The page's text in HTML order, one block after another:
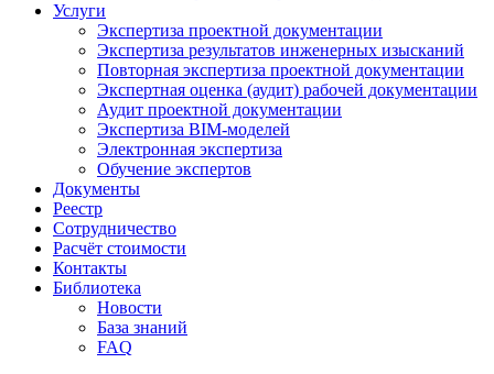
Услуги
Экспертиза проектной документации
Экспертиза результатов инженерных изысканий
Повторная экспертиза проектной документации
Экспертная оценка (аудит) рабочей документации
Аудит проектной документации
Экспертиза BIM-моделей
Электронная экспертиза
Обучение экспертов
Документы
Реестр
Сотрудничество
Расчёт стоимости
Контакты
Библиотека
Новости
База знаний
FAQ